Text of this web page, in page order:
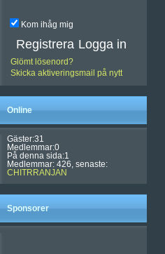
Kom ihåg mig
Registrera
Glömt lösenord?
Skicka aktiveringsmail på nytt
Online
Gäster:31
Medlemmar:0
På denna sida:1
Medlemmar: 426, senaste:
CHITRRANJAN
Sponsorer